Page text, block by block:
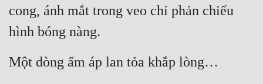
cong, ánh mắt trong veo chỉ phản chiếu
hình bóng nàng.
Một dòng ấm áp lan tỏa khắp lòng…